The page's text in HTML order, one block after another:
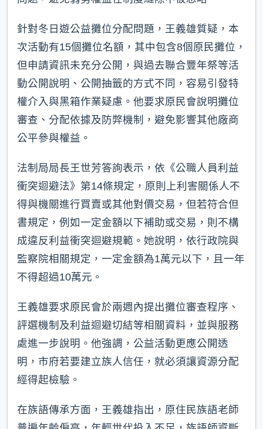
針對冬日遊公益攤位分配問題，王義雄質疑，本
次活動有15個攤位名額，其中包含8個原民攤位，
但申請資訊未充分公開，與過去聯合豐年祭等活
動公開說明、公開抽籤的方式不同，容易引發特
權介入與黑箱作業疑慮。他要求原民會說明攤位
審查、分配依據及防弊機制，避免影響其他廠商
公平參與權益。
法制局局長王世芳答詢表示，依《公職人員利益
衝突迴避法》第14條規定，原則上利害關係人不
得與機關進行買賣或其他對價交易，但若符合但
書規定，例如一定金額以下補助或交易，則不構
成違反利益衝突迴避規範。她說明，依行政院與
監察院相關規定，一定金額為1萬元以下，且一年
不得超過10萬元。
王義雄要求原民會於兩週內提出攤位審查程序、
評選機制及利益迴避切結等相關資料，並與服務
處進一步說明。他強調，公益活動更應公開透
明，市府若要建立族人信任，就必須讓資源分配
經得起檢驗。
在族語傳承方面，王義雄指出，原住民族語老師